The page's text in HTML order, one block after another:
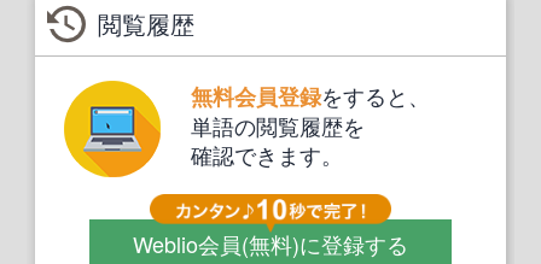
閲覧履歴
無料会員登録をすると、
単語の閲覧履歴を
確認できます。
Weblio会員(無料)に登録する